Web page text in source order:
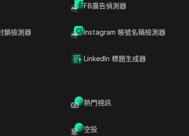
FB廣告偵測器
鎖檢測器 Instagram 帳號名稱檢測器
LinkedIn 標題生成器
熱門視訊
空投
南都輕帶過這點，但選錯模式（點擊付費CPC、行動
費CPL、收益分潤或混合模式）就代表廣告預算浪
遲的付款。舉例來說，有些聯盟網發款速度快，但單
將款項長期凍結，進而壓縮你的現金流。
Associates）
這類業界大廠，也採用嚴格的Cookie
新手聯盟行銷人員措手不及。與此同時，
）
你同時執行多個行銷活動、管理多個流量來源，錯誤
獲利。本指南將拆解每種聯盟營收模式，說明背後的
新手會忽略的關鍵風險，協助你更輕鬆選擇符合自身